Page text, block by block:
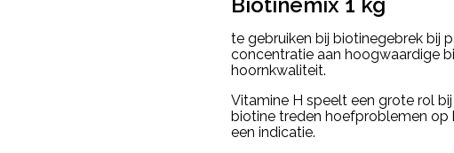
te gebruiken bij biotinegebrek bij
concentratie aan hoogwaardige
hoornkwaliteit.
Vitamine H speelt een grote rol
biotine treden hoefproblemen op
een indicatie.